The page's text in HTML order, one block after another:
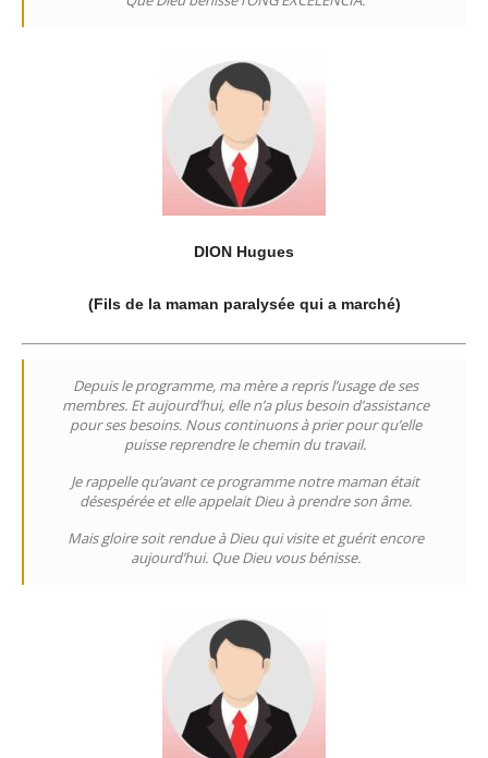
DION Hugues
(Fils de la maman paralysée qui a marché)
Depuis le programme, ma mère a repris l’usage de ses
membres. Et aujourd’hui, elle n’a plus besoin d’assistance
pour ses besoins. Nous continuons à prier pour qu’elle
puisse reprendre le chemin du travail.
Je rappelle qu’avant ce programme notre maman était
désespérée et elle appelait Dieu à prendre son âme.
Mais gloire soit rendue à Dieu qui visite et guérit encore
aujourd’hui. Que Dieu vous bénisse.